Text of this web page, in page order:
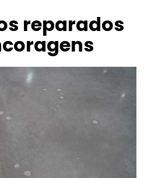
reparados